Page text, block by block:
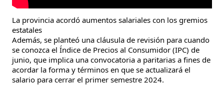
La provincia acordó aumentos salariales con los gremios
estatales
Además, se planteó una cláusula de revisión para cuando
se conozca el Índice de Precios al Consumidor (IPC) de
junio, que implica una convocatoria a paritarias a fines de
acordar la forma y términos en que se actualizará el
salario para cerrar el primer semestre 2024.